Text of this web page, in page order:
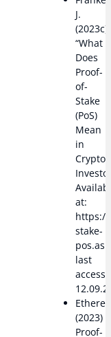
J.
(2023c)
“What
Does
Proof-
of-
Stake
(PoS)
Mean
in
at:
https://
stake-
last
(2023)
Proof-